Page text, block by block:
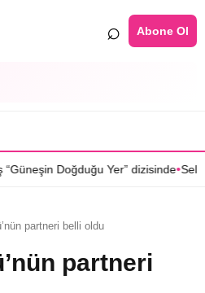
⌕ Abone Ol
dizisinde• Selin Türkmen “Karma”
partneri belli oldu
partneri